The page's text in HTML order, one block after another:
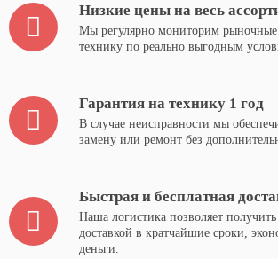
Низкие цены на весь
Мы регулярно мониторим
технику по реально выгодным
Гарантия на технику 1 год
В случае неисправности мы
замену или ремонт без
Быстрая и бесплатная
Наша логистика позволяет получить
доставкой в кратчайшие сроки,
деньги.